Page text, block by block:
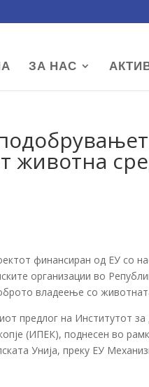
ЗА НАС
животна
финансиран од ЕУ со
организации во
владеење со
предлог на Институтот
(ИПЕК), поднесен во
Унија, преку ЕУ